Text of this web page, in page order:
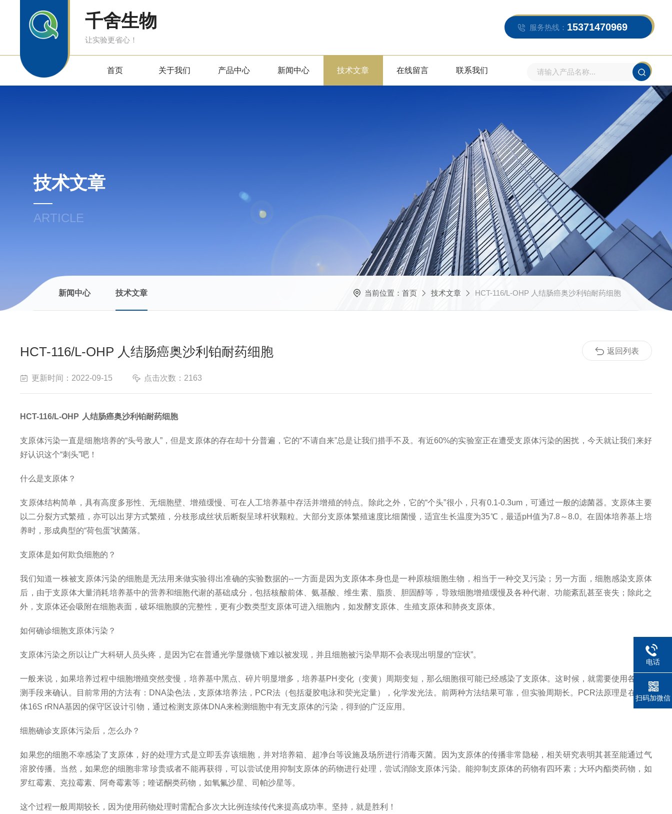
千舍生物
让实验更省心！
服务热线： 15371470969
首页 关于我们 产品中心 新闻中心 技术文章 在线留言 联系我们
技术文章
ARTICLE
新闻中心 技术文章 当前位置： 首页 技术文章 HCT-116/L-OHP 人结肠癌奥沙利铂耐药细胞
HCT-116/L-OHP 人结肠癌奥沙利铂耐药细胞
更新时间：2022-09-15 点击次数：2163
HCT-116/L-OHP 人结肠癌奥沙利铂耐药细胞
支原体污染一直是细胞培养的“头号敌人”，但是支原体的存在却十分普遍，它的“不请自来”总是让我们措手不及。有近60%的实验室正在遭受支原体污染的困扰，今天就让我们来好
好认识这个“刺头”吧！
什么是支原体？
支原体结构简单，具有高度多形性、无细胞壁、增殖缓慢、可在人工培养基中存活并增殖的特点。除此之外，它的“个头”很小，只有0.1-0.3um，可通过一般的滤菌器。支原体主要
以二分裂方式繁殖，亦可以出芽方式繁殖，分枝形成丝状后断裂呈球杆状颗粒。大部分支原体繁殖速度比细菌慢，适宜生长温度为35℃，最适pH值为7.8～8.0。在固体培养基上培
养时，形成典型的“荷包蛋”状菌落。
支原体是如何欺负细胞的？
我们知道一株被支原体污染的细胞是无法用来做实验得出准确的实验数据的--一方面是因为支原体本身也是一种原核细胞生物，相当于一种交叉污染；另一方面，细胞感染支原体
后，由于支原体大量消耗培养基中的营养和细胞代谢的基础成分，包括核酸前体、氨基酸、维生素、脂质、胆固醇等，导致细胞增殖缓慢及各种代谢、功能紊乱甚至丧失；除此之
外，支原体还会吸附在细胞表面，破坏细胞膜的完整性，更有少数类型支原体可进入细胞内，如发酵支原体、生殖支原体和肺炎支原体。
如何确诊细胞支原体污染？
支原体污染之所以让广大科研人员头疼，是因为它在普通光学显微镜下难以被发现，并且细胞被污染早期不会表现出明显的“症状”。
一般来说，如果培养过程中细胞增殖突然变慢，培养基中黑点、碎片明显增多，培养基PH变化（变黄）周期变短，那么细胞很可能已经感染了支原体。这时候，就需要使用各种检
测手段来确认。目前常用的方法有：DNA染色法，支原体培养法，PCR法（包括凝胶电泳和荧光定量），化学发光法。前两种方法结果可靠，但实验周期长。PCR法原理是在支原
体16S rRNA基因的保守区设计引物，通过检测支原体DNA来检测细胞中有无支原体的污染，得到的广泛应用。
细胞确诊支原体污染后，怎么办？
如果您的细胞不幸感染了支原体，好的处理方式是立即丢弃该细胞，并对培养箱、超净台等设施及场所进行消毒灭菌。因为支原体的传播非常隐秘，相关研究表明其甚至能通过气
溶胶传播。当然，如果您的细胞非常珍贵或者不能再获得，可以尝试使用抑制支原体的药物进行处理，尝试消除支原体污染。能抑制支原体的药物有四环素；大环内酯类药物，如
罗红霉素、克拉霉素、阿奇霉素等；喹诺酮类药物，如氧氟沙星、司帕沙星等。
这个过程一般周期较长，因为使用药物处理时需配合多次大比例连续传代来提高成功率。坚持，就是胜利！
返回列表
电话
扫码加微信